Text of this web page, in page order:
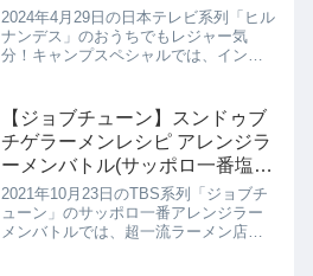
さん）4月29日
2024年4月29日の日本テレビ系列「ヒル
ナンデス」のおうちでもレジャー気
分！キャンプスペシャルでは、インパ
缶で作る【超簡単炊き込みご飯】の作
り方を教えてくれたので詳しく紹...
【ジョブチューン】スンドゥブ
チゲラーメンレシピ アレンジラ
ーメンバトル(サッポロ一番塩ら
ーめん編)10月23日
2021年10月23日のTBS系列「ジョブチ
ューン」のサッポロ一番アレンジラー
メンバトルでは、超一流ラーメン店の